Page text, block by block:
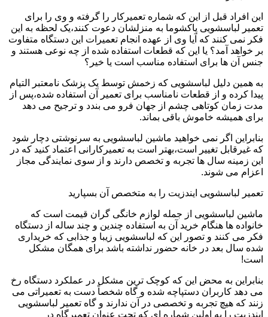
این افراد قبل از این که شماره تعمیرکار را گرفته و وی را برای
تعمیر لباسشویی پاکشوما به منزلشان دعوت کنند،یک لحظه به این
فکر نمی کنند که آیا وی از عهده انجام تعمیرات این دستگاه متفاوت
بر خواهد آمد؟ یا این که قطعات استفاده شده از چه نوعی هستند و
جنس آن ها برای استفاده مناسب است یا خیر؟
به همین دلیل لباسشویی که زخمش توسط یک پزشک نامعتبر التیام
پیدا کرده و از قطعات نامناسب برای تعمیر آن استفاده شده،پس از
مدت زمان کوتاهی چشم از جهان فرو می بندد و ترجیح می دهد
برای همیشه خاموش باقی بماند.
بنابراین اگر نمی خواهید ماشین لباسشویی به سرنوشتی دچار شود
که غیرقابل تغییر است،بهتر است به تعمیرکارانی اعتماد کنید که در
این زمینه سال ها تجربه و تخصص دارند و از سوی نمایندگی مجاز
اعزام می شوند.
تعمیر لباسشویی ایندزیت را به متخصص آن بسپارید
ماشین لباسشویی از جمله لوازم خانگی گران قیمت است که
خانواده ها هنگام خرید آن به استفاده چندین و چند ساله از دستگاه
فکر می کنند و تصور این که لباسشویی زیبا و جذابی که خریداری
شده سال بعد در خانه حضور نداشته باشد برای همگان مشکل
است!
بنابراین به محض این که کوچک ترین مشکل در عملکرد دستگاه رخ
می دهد کاربران دستپاچه شده و گاه شخصاً دست به تعمیراتی می
زنند که هیچ تجربه و تخصصی در آن ندارند و گاه تعمیر لباسشویی
ایندزیت را به اولین شماره ای که تحت عنوان تعمیرگاه در